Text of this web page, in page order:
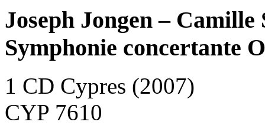
Joseph Jongen – Camille
Symphonie concertante
1 CD Cypres (2007)
CYP 7610